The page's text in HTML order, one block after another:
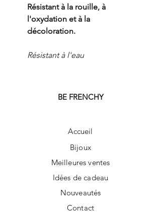
Résistant à la rouille, à
l'oxydation et à la
décoloration.
Résistant à l'eau
BE FRENCHY
Accueil
Bijoux
Meilleures ventes
Idées de cadeau
Nouveautés
Contact